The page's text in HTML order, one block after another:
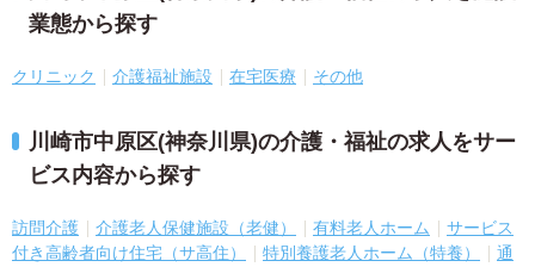
業態から探す
クリニック 介護福祉施設 在宅医療 その他
川崎市中原区(神奈川県)の介護・福祉の求人をサー
ビス内容から探す
訪問介護 介護老人保健施設（老健） 有料老人ホーム
サービス
付き高齢者向け住宅（サ高住）
特別養護老人ホーム（特養）
通